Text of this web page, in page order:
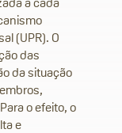
(UPR). O
das
da situação
o efeito, o
e